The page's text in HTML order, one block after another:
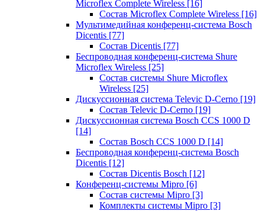
Microflex Complete Wireless [16]
Состав Microflex Complete Wireless [16]
Мультимедийная конференц-система Bosch
Dicentis [77]
Состав Dicentis [77]
Беспроводная конференц-система Shure
Microflex Wireless [25]
Состав системы Shure Microflex
Wireless [25]
Дискуссионная система Televic D-Cerno [19]
Состав Televic D-Cerno [19]
Дискуссионная система Bosch CCS 1000 D
[14]
Состав Bosch CCS 1000 D [14]
Беспроводная конференц-система Bosch
Dicentis [12]
Состав Dicentis Bosch [12]
Конференц-системы Mipro [6]
Состав системы Mipro [3]
Комплекты системы Mipro [3]